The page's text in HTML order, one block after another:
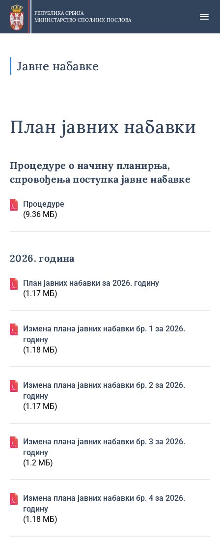
Прескочи
главни
део
РЕПУБЛИКА СРБИЈА
МИНИСТАРСТВО СПОЉНИХ ПОСЛОВА
Јавне набавке
План јавних набавки
Процедуре о начину планирња,
спровођења поступка јавне набавке
Процедуре
(9.36 МБ)
2026. година
План јавних набавки за 2026. годину
(1.17 МБ)
Изменa плана јавних набавки бр. 1 за 2026.
годину
(1.18 МБ)
Изменa плана јавних набавки бр. 2 за 2026.
годину
(1.17 МБ)
Изменa плана јавних набавки бр. 3 за 2026.
годину
(1.2 МБ)
Изменa плана јавних набавки бр. 4 за 2026.
годину
(1.18 МБ)